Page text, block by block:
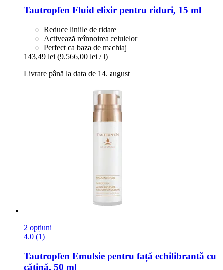
Tautropfen Fluid elixir pentru riduri, 15 ml
Reduce liniile de ridare
Activează reînnoirea celulelor
Perfect ca baza de machiaj
143,49 lei (9.566,00 lei / l)
Livrare până la data de 14. august
2 opțiuni
4.0 (1)
Tautropfen Emulsie pentru față echilibrantă cu
cătină, 50 ml